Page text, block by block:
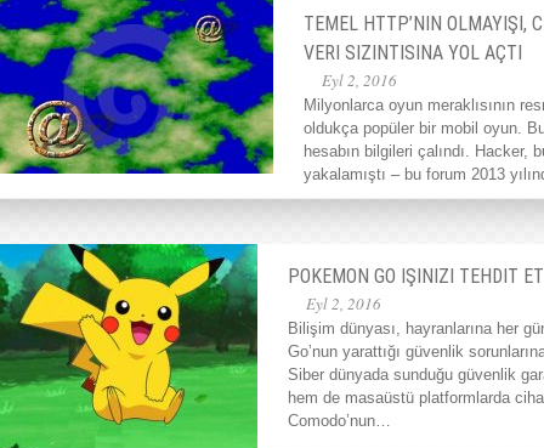
TEMEL HTTP’NIN OLMAYIŞI,
VERI SIZINTISINA YOL AÇTI
Eyl 2, 2016
Milyonlarca oyun meraklısının
oldukça popüler bir mobil oyun.
hesabın bilgileri çalındı. Hacker,
yakalamıştı – bu forum 2013
POKEMON GO IŞINIZI TEHDIT
Eyl 2, 2016
Bilişim dünyası, hayranlarına her
Go’nun yarattığı güvenlik
Siber dünyada sunduğu güvenlik
hem de masaüstü platformlarda
Comodo’nun…